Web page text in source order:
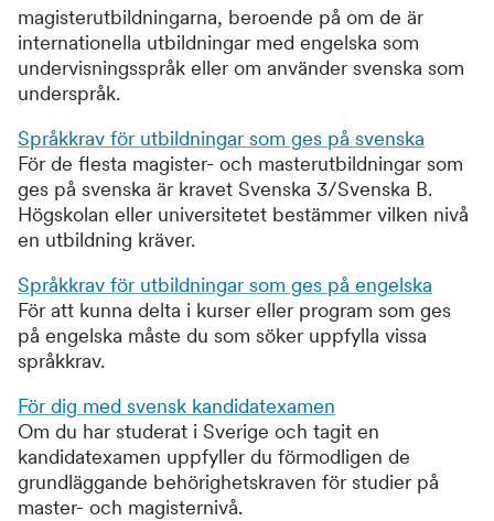
magisterutbildningarna, beroende på om de är
internationella utbildningar med engelska som
undervisningsspråk eller om använder svenska som
underspråk.
Språkkrav för utbildningar som ges på svenska
För de flesta magister- och masterutbildningar som
ges på svenska är kravet Svenska 3/Svenska B.
Högskolan eller universitetet bestämmer vilken nivå
en utbildning kräver.
Språkkrav för utbildningar som ges på engelska
För att kunna delta i kurser eller program som ges
på engelska måste du som söker uppfylla vissa
språkkrav.
För dig med svensk kandidatexamen
Om du har studerat i Sverige och tagit en
kandidatexamen uppfyller du förmodligen de
grundläggande behörighetskraven för studier på
master- och magisternivå.